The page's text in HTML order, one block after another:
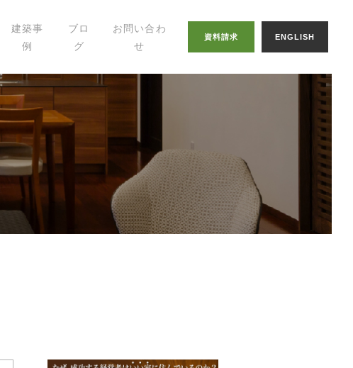
建築事
例
ブロ
グ
幸せの家づくりの
八納ブログ
スタッフグログ
お問い合わ
せ
資料請求 ENGLISH